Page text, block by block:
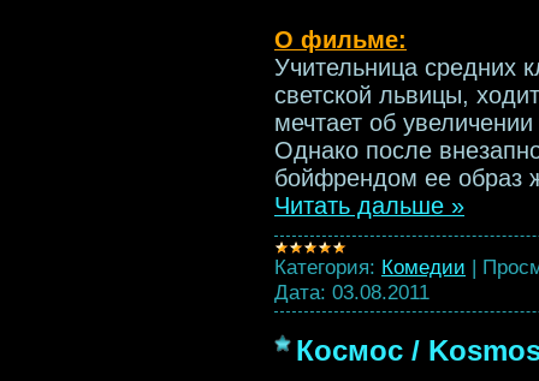
О фильме:
Учительница средних
светской львицы,
мечтает об
Однако после
бойфрендом ее образ
Читать дальше »
Категория: Комедии |
Дата: 03.08.2011
Космос /